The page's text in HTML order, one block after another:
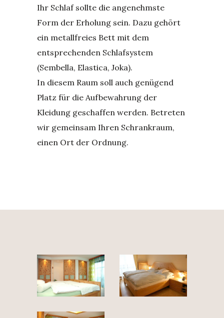
Ihr Schlaf sollte die angenehmste
Form der Erholung sein. Dazu gehört
ein metallfreies Bett mit dem
entsprechenden Schlafsystem
(Sembella, Elastica, Joka).
In diesem Raum soll auch genügend
Platz für die Aufbewahrung der
Kleidung geschaffen werden. Betreten
wir gemeinsam Ihren Schrankraum,
einen Ort der Ordnung.